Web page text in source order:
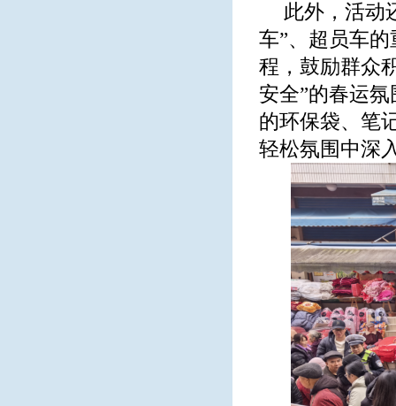
此外，活动
车”、超员车
程，鼓励群众
安全”的春运
的环保袋、笔
轻松氛围中深